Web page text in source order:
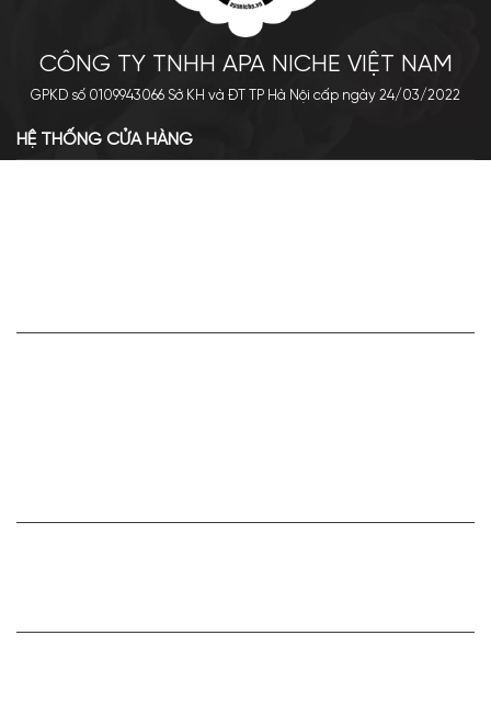
CÔNG TY TNHH APA NICHE VIỆT NAM
GPKD số 0109943066 Sở KH và ĐT TP Hà Nội cấp ngày 24/03/2022
HỆ THỐNG CỬA HÀNG